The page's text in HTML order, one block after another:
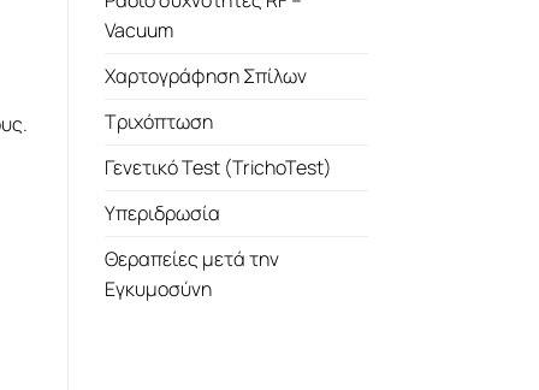
Vacuum
Χαρτογράφηση Σπίλων
Τριχόπτωση
Γενετικό Test (TrichoTest)
Υπεριδρωσία
Θεραπείες μετά την
Εγκυμοσύνη